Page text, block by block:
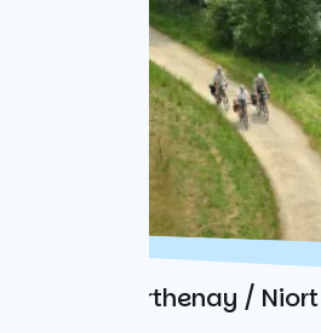
Jour 3 : Parthenay /